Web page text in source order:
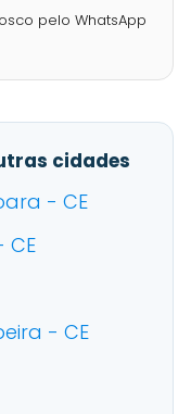
pelo WhatsApp
cidades
- CE
CE
- CE